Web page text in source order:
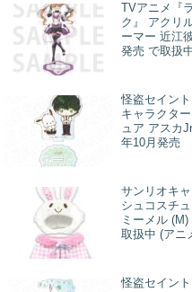
TVアニメ『
ク』 アクリ
ーマー 近江
発売 で取扱
怪盗セイン
キャラクタ
ュア アスカ
年10月発売
サンリオキ
シュコスチ
ミーメル
取扱中 (アニ
怪盗セイン